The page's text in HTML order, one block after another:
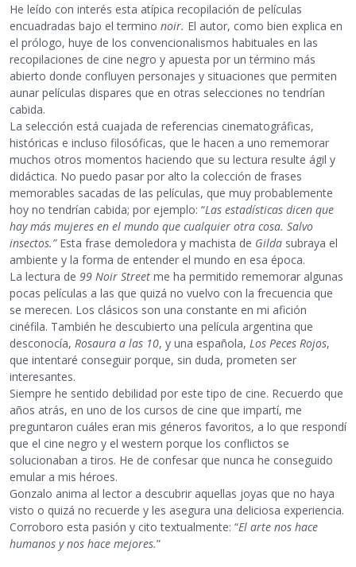
He leído con interés esta atípica recopilación de películas
encuadradas bajo el termino noir. El autor, como bien explica en
el prólogo, huye de los convencionalismos habituales en las
recopilaciones de cine negro y apuesta por un término más
abierto donde confluyen personajes y situaciones que permiten
aunar películas dispares que en otras selecciones no tendrían
cabida.
La selección está cuajada de referencias cinematográficas,
históricas e incluso filosóficas, que le hacen a uno rememorar
muchos otros momentos haciendo que su lectura resulte ágil y
didáctica. No puedo pasar por alto la colección de frases
memorables sacadas de las películas, que muy probablemente
hoy no tendrían cabida; por ejemplo: “Las estadísticas dicen que
hay más mujeres en el mundo que cualquier otra cosa. Salvo
insectos.”Esta frase demoledora y machista de Gilda subraya el
ambiente y la forma de entender el mundo en esa época.
La lectura de 99 Noir Street me ha permitido rememorar algunas
pocas películas a las que quizá no vuelvo con la frecuencia que
se merecen. Los clásicos son una constante en mi afición
cinéfila. También he descubierto una película argentina que
desconocía, Rosaura a las 10, y una española, Los Peces Rojos,
que intentaré conseguir porque, sin duda, prometen ser
interesantes.
Siempre he sentido debilidad por este tipo de cine. Recuerdo que
años atrás, en uno de los cursos de cine que impartí, me
preguntaron cuáles eran mis géneros favoritos, a lo que respondí
que el cine negro y el western porque los conflictos se
solucionaban a tiros. He de confesar que nunca he conseguido
emular a mis héroes.
Gonzalo anima al lector a descubrir aquellas joyas que no haya
visto o quizá no recuerde y les asegura una deliciosa experiencia.
Corroboro esta pasión y cito textualmente: “El arte nos hace
humanos y nos hace mejores.”